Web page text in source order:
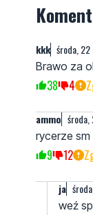
kkk środa, 22
Brawo za
38 4
ammo
rycerze
9 12
ja
weź